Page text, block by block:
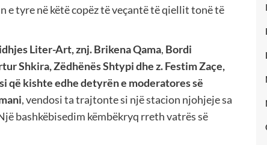
e tyre në këtë copëz të veçantë të qiellit tonë të
Liter-Art, znj. Brikena Qama, Bordi
Shkira, Zëdhënës Shtypi dhe z. Festim Zaçe,
që kishte edhe detyrën e moderatores së
, vendosi ta trajtonte si një stacion njohjeje sa
bashkëbisedim këmbëkryq rreth vatrës së